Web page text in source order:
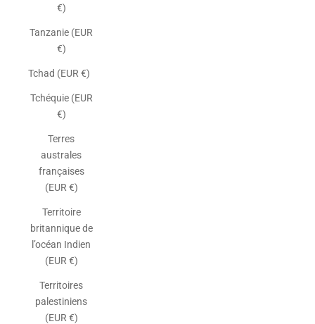
€)
Tanzanie (EUR
€)
Tchad (EUR €)
Tchéquie (EUR
€)
Terres
australes
françaises
(EUR €)
Territoire
britannique de
l’océan Indien
(EUR €)
Territoires
palestiniens
(EUR €)